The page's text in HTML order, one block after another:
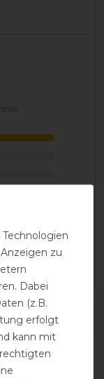
zu
Dabei
(z.B.
erfolgt
kann mit